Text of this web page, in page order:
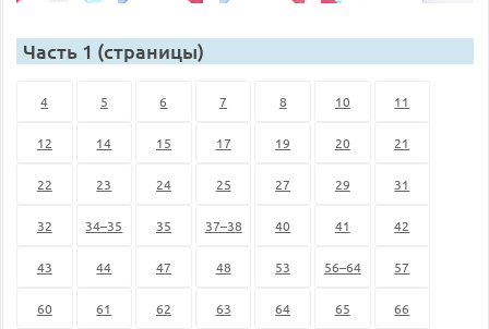
Часть 1 (страницы)
4 5 6 7 8 10 11
12 14 15 17 19 20 21
22 23 24 25 27 29 31
32 34–35 35 37–38 40 41 42
43 44 47 48 53 56–64 57
60 61 62 63 64 65 66